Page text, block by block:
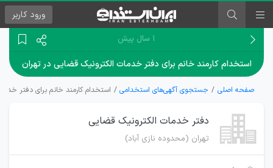
ورود کاربر
۱ سال پیش
استخدام کارمند خانم برای دفتر خدمات الکترونیک قضایی در تهران
صفحه اصلی جستجوی آگهی‌های استخدامی استخدام کارمند خانم برای دفتر
دفتر خدمات الکترونیک قضایی
تهران (محدوده نازی آباد)